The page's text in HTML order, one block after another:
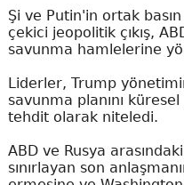
Şi ve Putin'in ortak
çekici jeopolitik çıkış,
savunma hamlelerine
Liderler, Trump
savunma planını
tehdit olarak niteledi.
ABD ve Rusya
sınırlayan son